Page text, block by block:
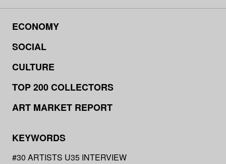
ECONOMY
SOCIAL
CULTURE
TOP 200 COLLECTORS
ART MARKET REPORT
KEYWORDS
#30 ARTISTS U35 INTERVIEW